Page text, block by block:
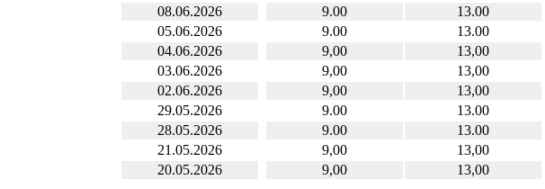
08.06.2026
9.00 13.00
05.06.2026
9.00 13.00
04.06.2026
9,00 13,00
03.06.2026
9,00 13,00
02.06.2026
9,00 13,00
29.05.2026
9.00 13.00
28.05.2026
9.00 13.00
21.05.2026
9,00 13,00
20.05.2026
9,00 13,00